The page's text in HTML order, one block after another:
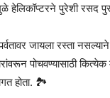
हेलिकॉप्टरने पुरेशी रसद
जायला रस्ता
पोचवण्यासाठी
होता. 🏞️